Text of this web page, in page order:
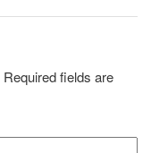
Required fields are